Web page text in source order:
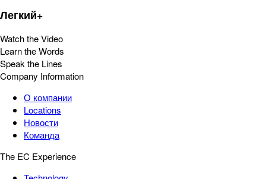
Легкий+
Watch the Video
Learn the Words
Speak the Lines
Company Information
О компании
Locations
Новости
Команда
The EC Experience